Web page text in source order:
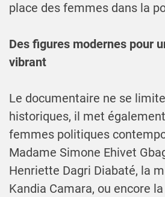
place des femmes dans la
Des figures modernes pour
vibrant
Le documentaire ne se
historiques, il met
femmes politiques
Madame Simone Ehivet
Henriette Dagri Diabaté, la
Kandia Camara, ou encore